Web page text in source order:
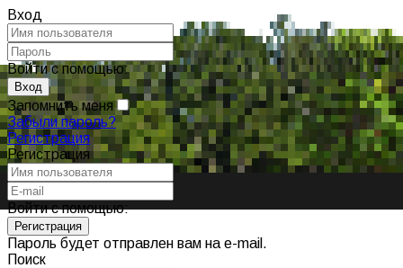
Вход
Войти с помощью:
Запомнить меня
Забыли пароль?
Регистрация
Регистрация
Войти с помощью:
Пароль будет отправлен вам на e-mail.
Поиск